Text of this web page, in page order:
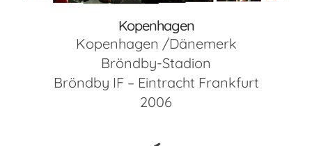
Kopenhagen
Kopenhagen /Dänemerk
Bröndby-Stadion
Bröndby IF – Eintracht Frankfurt
2006